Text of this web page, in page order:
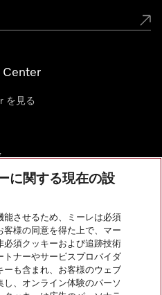
Center
を見る
に関する現在の設
能させるため、ミーレは必須
客様の同意を得た上で、マー
必須クッキーおよび追跡技術
トナーやサービスプロバイダ
ーも含まれ、お客様のウェブ
、オンライン体験のパーソ